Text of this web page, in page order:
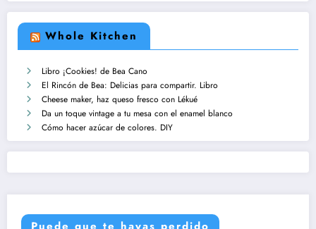
Whole Kitchen
Libro ¡Cookies! de Bea Cano
El Rincón de Bea: Delicias para compartir. Libro
Cheese maker, haz queso fresco con Lékué
Da un toque vintage a tu mesa con el enamel blanco
Cómo hacer azúcar de colores. DIY